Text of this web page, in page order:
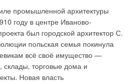
промышленной архитектуры
году в центре Иваново-
был городской архитектор С.
польская семья покинула
всё своё имущество —
склады, торговые дома и
Новая власть